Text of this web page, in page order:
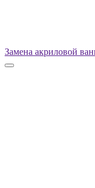
Замена акриловой